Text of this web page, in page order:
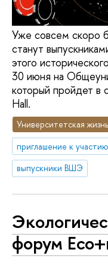
Уже совсем скоро
станут
этого
30 июня на
который пройдет в
Hall.
Университетская жизнь
приглашение к участию
выпускники ВШЭ
форум